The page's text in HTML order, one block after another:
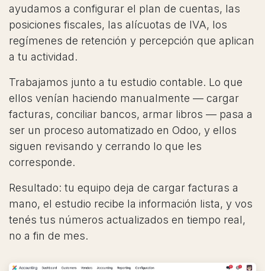
ayudamos a configurar el plan de cuentas, las
posiciones fiscales, las alícuotas de IVA, los
regímenes de retención y percepción que aplican
a tu actividad.
Trabajamos junto a tu estudio contable. Lo que
ellos venían haciendo manualmente — cargar
facturas, conciliar bancos, armar libros — pasa a
ser un proceso automatizado en Odoo, y ellos
siguen revisando y cerrando lo que les
corresponde.
Resultado: tu equipo deja de cargar facturas a
mano, el estudio recibe la información lista, y vos
tenés tus números actualizados en tiempo real,
no a fin de mes.